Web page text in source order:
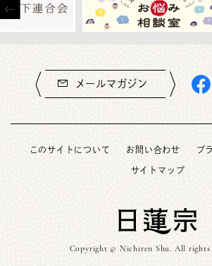
メールマガジン
このサイトについて お問い合わせ プ
サイトマップ
Copyright © Nichiren Shu. All rights